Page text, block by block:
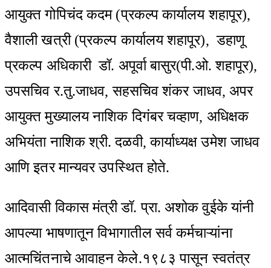
आयुक्त गोपिचंद कदम (प्रकल्प कार्यालय शहापूर),
वैशाली खत्री (प्रकल्प कार्यालय शहापूर), डहाणू
प्रकल्प अधिकारी डॉ. अपूर्वा बासुर(पी.ओ. शहापूर),
उपसचिव र.तु.जाधव, सहसचिव शंकर जाधव, अपर
आयुक्त मुख्यालय नाशिक दिगंबर चव्हाण, अधिक्षक
अभियंता नाशिक श्री. दळवी, कार्याध्यक्ष उमेश जाधव
आणि इतर मान्यवर उपस्थित होते.
आदिवासी विकास मंत्री डॉ. प्रा. अशोक वुईके यांनी
आपल्या भाषणातून विभागातील सर्व कर्मचाऱ्यांना
आत्मचिंतनाचे आवाहन केले.१९८३ पासून स्वतंत्र